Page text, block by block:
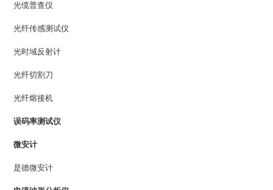
光缆普查仪
光纤传感测试仪
光时域反射计
光纤切割刀
光纤熔接机
误码率测试仪
微安计
是德微安计